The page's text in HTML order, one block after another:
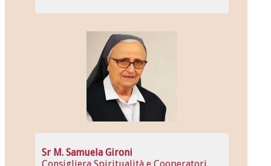
Sr M. Samuela Gironi
Consigliera Spiritualità e Cooperatori